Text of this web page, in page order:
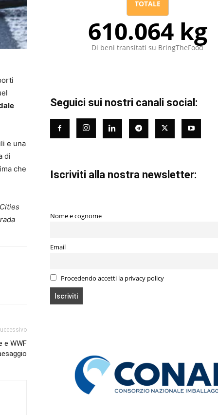
e una
di
che
e WWF
TOTALE
610.064 kg
Di beni transitati su BringTheFood
Seguici sui nostri canali social:
Iscriviti alla nostra newsletter:
Nome e cognome
Email
Procedendo accetti la privacy policy